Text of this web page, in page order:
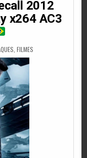
2012
x264 AC3
FILMES